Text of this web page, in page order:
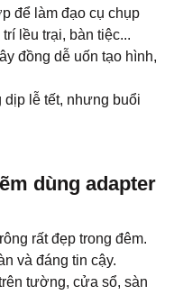
để làm đạo cụ chụp
lều trại, bàn tiệc...
đồng dễ uốn tạo hình,
lễ tết, nhưng buổi
dùng adapter
rất đẹp trong đêm.
và đáng tin cậy.
tường, cửa sổ, sàn